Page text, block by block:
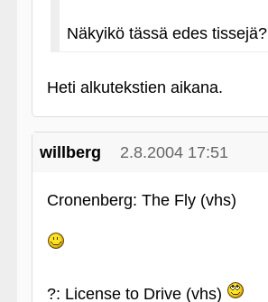
Näkyikö tässä edes tissejä?
Heti alkutekstien aikana.
willberg 2.8.2004 17:51
Cronenberg: The Fly (vhs)
?: License to Drive (vhs)